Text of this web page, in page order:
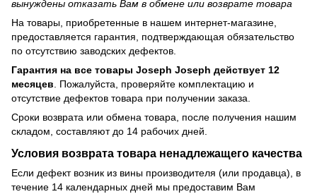
вынуждены отказать Вам в обмене или возврате товара
На товары, приобретенные в нашем интернет-магазине,
предоставляется гарантия, подтверждающая обязательство
по отсутствию заводских дефектов.
Гарантия на все товары Joseph Joseph действует 12
месяцев . Пожалуйста, проверяйте комплектацию и
отсутствие дефектов товара при получении заказа.
Сроки возврата или обмена товара, после получения нашим
складом, составляют до 14 рабочих дней.
Условия возврата товара ненадлежащего качества
Если дефект возник из вины производителя (или продавца), в
течение 14 календарных дней мы предоставим Вам